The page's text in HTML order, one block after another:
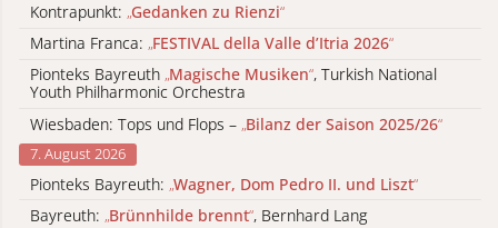
Kontrapunkt: „Gedanken zu Rienzi“
Martina Franca: „FESTIVAL della Valle d’Itria 2026“
Pionteks Bayreuth „Magische Musiken“, Turkish National
Youth Philharmonic Orchestra
Wiesbaden: Tops und Flops – „Bilanz der Saison 2025/26“
7. August 2026
Pionteks Bayreuth: „Wagner, Dom Pedro II. und Liszt“
Bayreuth: „Brünnhilde brennt“, Bernhard Lang